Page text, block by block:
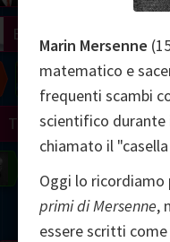
Mandelbrot
Wilkins
Erdős
Turing
Chern
Marin Mersenne
matematico e
frequenti scambi
scientifico durante
chiamato il
Oggi lo ricordiamo
primi di Mersenne,
essere scritti come